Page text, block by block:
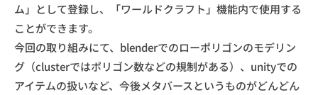
ム」として登録し、「ワールドクラフト」機能内で使用する
ことができます。
今回の取り組みにて、blenderでのローポリゴンのモデリン
グ（clusterではポリゴン数などの規制がある）、unityでの
アイテムの扱いなど、今後メタバースというものがどんどん